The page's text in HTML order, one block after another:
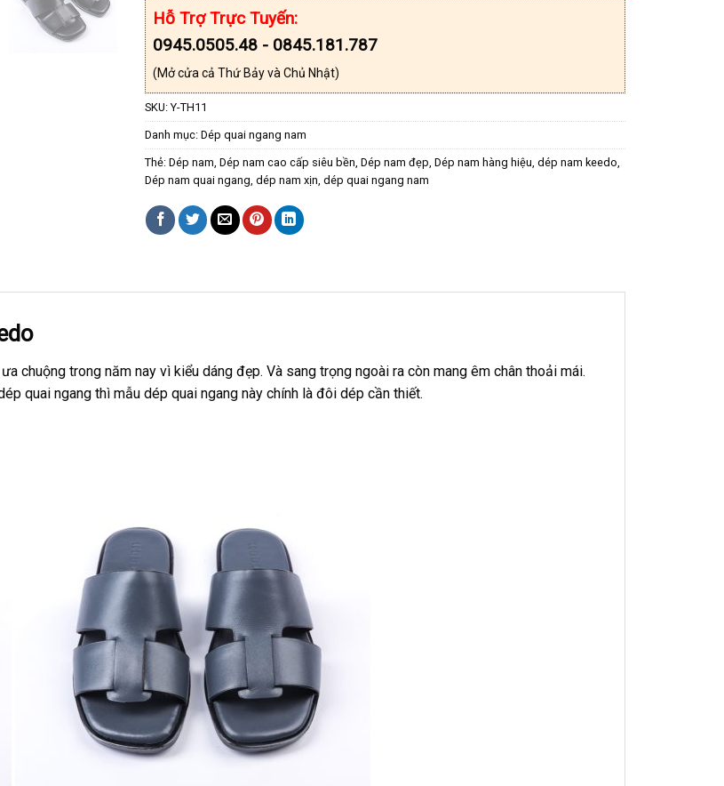
Hỗ Trợ Trực Tuyến:
0945.0505.48 - 0845.181.787
(Mở cửa cả Thứ Bảy và Chủ Nhật)
SKU: Y-TH11
Danh mục: Dép quai ngang nam
Thẻ: Dép nam, Dép nam cao cấp siêu bền, Dép nam đẹp, Dép nam hàng hiệu, dép nam keedo,
Dép nam quai ngang, dép nam xịn, dép quai ngang nam
chuộng trong năm nay vì kiểu dáng đẹp. Và sang trọng ngoài ra còn mang êm chân thoải mái.
quai ngang thì mẫu dép quai ngang này chính là đôi dép cần thiết.